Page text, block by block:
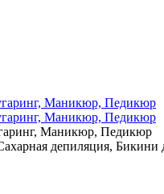
Маникюр, Педикюр
депиляция,